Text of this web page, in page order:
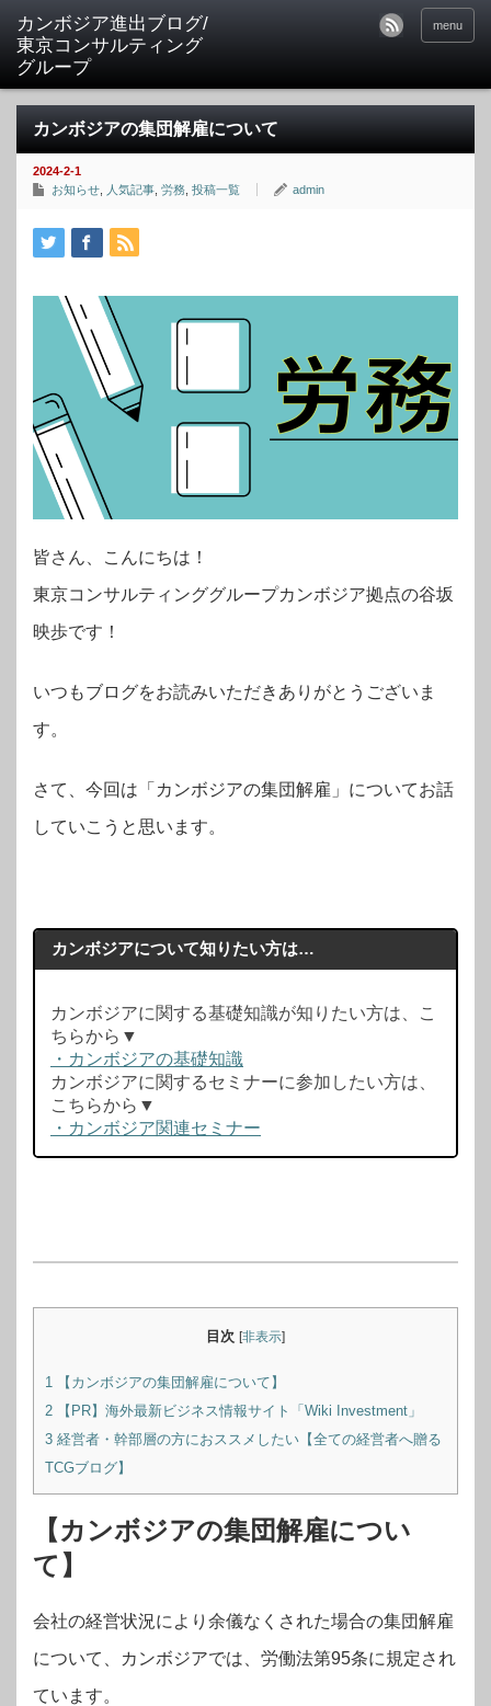
カンボジア進出ブログ/
東京コンサルティング
グループ
menu
カンボジアの集団解雇について
2024-2-1
お知らせ
人気記事 労務 投稿一覧 admin
皆さん、こんにちは！
東京コンサルティンググループカンボジア拠点の谷坂
映歩です！
いつもブログをお読みいただきありがとうございま
す。
さて、今回は「カンボジアの集団解雇」についてお話
していこうと思います。
カンボジアについて知りたい方は…
カンボジアに関する基礎知識が知りたい方は、こ
ちらから▼
・カンボジアの基礎知識
カンボジアに関するセミナーに参加したい方は、
こちらから▼
・カンボジア関連セミナー
目次 [非表示]
1 【カンボジアの集団解雇について】
2 【PR】海外最新ビジネス情報サイト「Wiki Investment」
3 経営者・幹部層の方におススメしたい【全ての経営者へ贈る
TCGブログ】
【カンボジアの集団解雇につい
て】
会社の経営状況により余儀なくされた場合の集団解雇
について、カンボジアでは、労働法第95条に規定され
ています。